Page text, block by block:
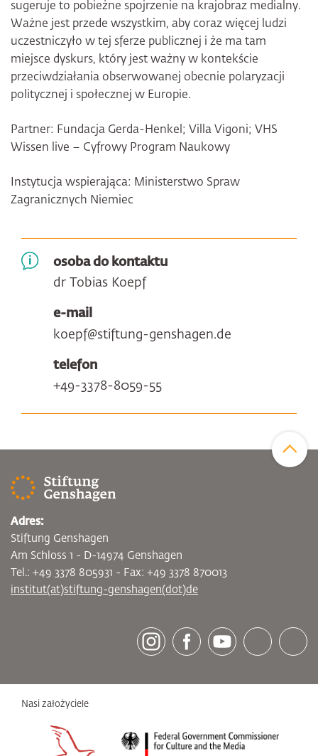
sugeruje to pobieżne spojrzenie na krajobraz medialny.
Ważne jest przede wszystkim, aby coraz więcej ludzi
uczestniczyło w tej sferze publicznej i że ma tam
miejsce dyskurs, który jest ważny w kontekście
przeciwdziałania obserwowanej obecnie polaryzacji
politycznej i społecznej w Europie.
Partner: Fundacja Gerda-Henkel; Villa Vigoni; VHS
Wissen live – Cyfrowy Program Naukowy
Instytucja wspierająca: Ministerstwo Spraw
Zagranicznych Niemiec
osoba do kontaktu
dr Tobias Koepf
e-mail
koepf@stiftung-genshagen.de
telefon
+49-3378-8059-55
[socialLinksTitle]
Adres:
Stiftung Genshagen
Am Schloss 1 - D-14974 Genshagen
Tel.: +49 3378 805931 - Fax: +49 3378 870013
institut(at)stiftung-genshagen(dot)de
Nasi założyciele